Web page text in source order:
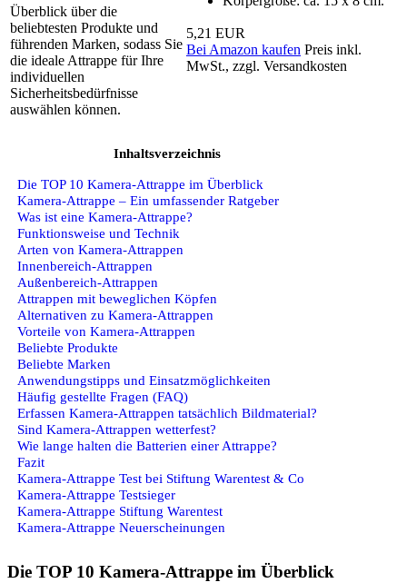
Überblick über die
beliebtesten Produkte und
führenden Marken, sodass Sie
die ideale Attrappe für Ihre
individuellen
Sicherheitsbedürfnisse
auswählen können.
5,21 EUR
Bei Amazon kaufen Preis inkl.
MwSt., zzgl. Versandkosten
Inhaltsverzeichnis
Die TOP 10 Kamera-Attrappe im Überblick
Kamera-Attrappe – Ein umfassender Ratgeber
Was ist eine Kamera-Attrappe?
Funktionsweise und Technik
Arten von Kamera-Attrappen
Innenbereich-Attrappen
Außenbereich-Attrappen
Attrappen mit beweglichen Köpfen
Alternativen zu Kamera-Attrappen
Vorteile von Kamera-Attrappen
Beliebte Produkte
Beliebte Marken
Anwendungstipps und Einsatzmöglichkeiten
Häufig gestellte Fragen (FAQ)
Erfassen Kamera-Attrappen tatsächlich Bildmaterial?
Sind Kamera-Attrappen wetterfest?
Wie lange halten die Batterien einer Attrappe?
Fazit
Kamera-Attrappe Test bei Stiftung Warentest & Co
Kamera-Attrappe Testsieger
Kamera-Attrappe Stiftung Warentest
Kamera-Attrappe Neuerscheinungen
Die TOP 10 Kamera-Attrappe im Überblick